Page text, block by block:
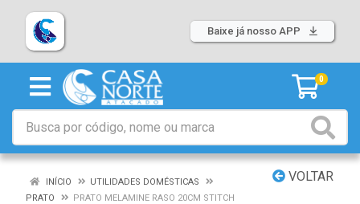
Baixe já nosso APP
0
VOLTAR
INÍCIO
UTILIDADES DOMÉSTICAS
PRATO
PRATO MELAMINE RASO 20CM STITCH